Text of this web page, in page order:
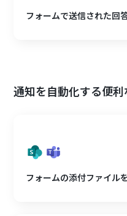
フォームで送信された
通知を自動化する便
フォームの添付ファイ